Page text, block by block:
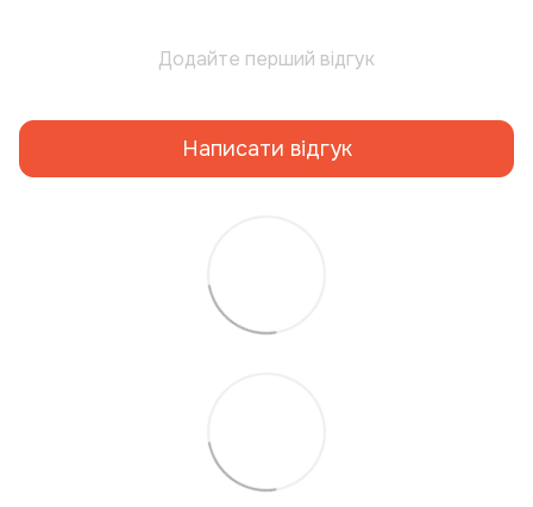
Додайте перший відгук
Написати відгук